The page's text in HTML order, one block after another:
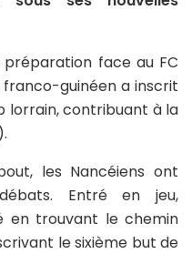
préparation face au FC
franco-guinéen a inscrit
lorrain, contribuant à la
les Nancéiens ont
Entré en jeu,
en trouvant le chemin
le sixième but de